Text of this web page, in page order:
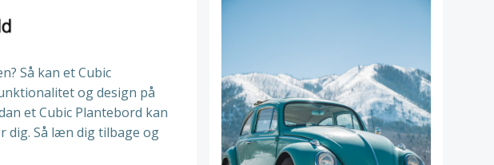
Så kan et Cubic
og design på
et Cubic Plantebord kan
dig. Så læn dig tilbage og